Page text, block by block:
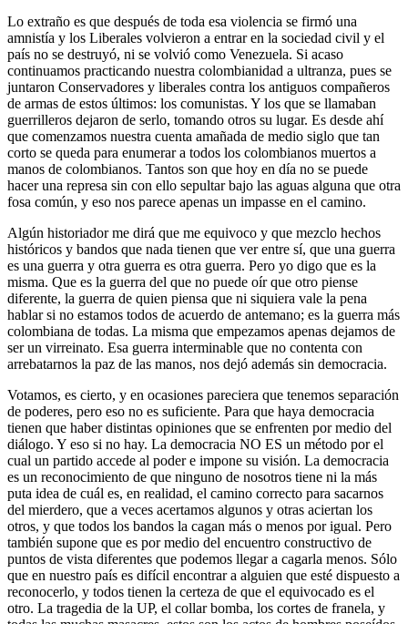
Lo extraño es que después de toda esa violencia se firmó una
amnistía y los Liberales volvieron a entrar en la sociedad civil y el
país no se destruyó, ni se volvió como Venezuela. Si acaso
continuamos practicando nuestra colombianidad a ultranza, pues se
juntaron Conservadores y liberales contra los antiguos compañeros
de armas de estos últimos: los comunistas. Y los que se llamaban
guerrilleros dejaron de serlo, tomando otros su lugar. Es desde ahí
que comenzamos nuestra cuenta amañada de medio siglo que tan
corto se queda para enumerar a todos los colombianos muertos a
manos de colombianos. Tantos son que hoy en día no se puede
hacer una represa sin con ello sepultar bajo las aguas alguna que otra
fosa común, y eso nos parece apenas un impasse en el camino.
Algún historiador me dirá que me equivoco y que mezclo hechos
históricos y bandos que nada tienen que ver entre sí, que una guerra
es una guerra y otra guerra es otra guerra. Pero yo digo que es la
misma. Que es la guerra del que no puede oír que otro piense
diferente, la guerra de quien piensa que ni siquiera vale la pena
hablar si no estamos todos de acuerdo de antemano; es la guerra más
colombiana de todas. La misma que empezamos apenas dejamos de
ser un virreinato. Esa guerra interminable que no contenta con
arrebatarnos la paz de las manos, nos dejó además sin democracia.
Votamos, es cierto, y en ocasiones pareciera que tenemos separación
de poderes, pero eso no es suficiente. Para que haya democracia
tienen que haber distintas opiniones que se enfrenten por medio del
diálogo. Y eso si no hay. La democracia NO ES un método por el
cual un partido accede al poder e impone su visión. La democracia
es un reconocimiento de que ninguno de nosotros tiene ni la más
puta idea de cuál es, en realidad, el camino correcto para sacarnos
del mierdero, que a veces acertamos algunos y otras aciertan los
otros, y que todos los bandos la cagan más o menos por igual. Pero
también supone que es por medio del encuentro constructivo de
puntos de vista diferentes que podemos llegar a cagarla menos. Sólo
que en nuestro país es difícil encontrar a alguien que esté dispuesto a
reconocerlo, y todos tienen la certeza de que el equivocado es el
otro. La tragedia de la UP, el collar bomba, los cortes de franela, y